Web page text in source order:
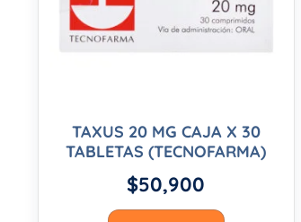
TAXUS 20 MG CAJA X 30
TABLETAS (TECNOFARMA)
$50,900